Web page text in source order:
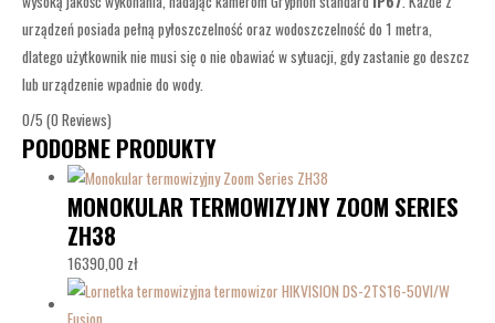
urządzeń posiada pełną pyłoszczelność oraz wodoszczelność do 1 metra,
dlatego użytkownik nie musi się o nie obawiać w sytuacji, gdy zastanie go deszcz
lub urządzenie wpadnie do wody.
0/5 (0 Reviews)
PODOBNE PRODUKTY
MONOKULAR TERMOWIZYJNY ZOOM SERIES
ZH38
16390,00 zł